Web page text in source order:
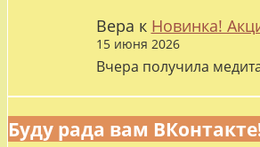
Вера к Новинка!
15 июня 2026
Вчера получила
Буду рада вам